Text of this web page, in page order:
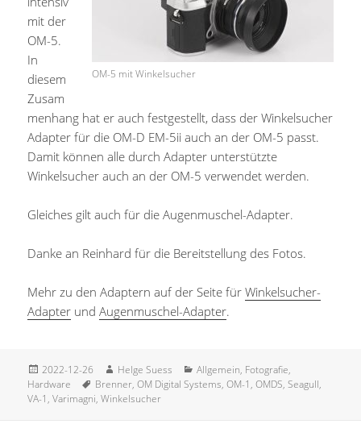
OM-5 mit Winkelsucher
mit der
OM-5.
In
diesem
Zusam
menhang hat er auch festgestellt, dass der Winkelsucher
Adapter für die OM-D EM-5ii auch an der OM-5 passt.
Damit können alle durch Adapter unterstützte
Winkelsucher auch an der OM-5 verwendet werden.
Gleiches gilt auch für die Augenmuschel-Adapter.
Danke an Reinhard für die Bereitstellung des Fotos.
Mehr zu den Adaptern auf der Seite fürWinkelsucher-
Adapter undAugenmuschel-Adapter.
Veröffentlicht
am
2022-12-26 Autor
Helge Suess Kategorien
Allgemein, Fotografie,
Hardware
Schlagwörter
Brenner,OM Digital Systems,OM-1 ,OMDS,Seagull,
VA-1 ,Varimagni,Winkelsucher